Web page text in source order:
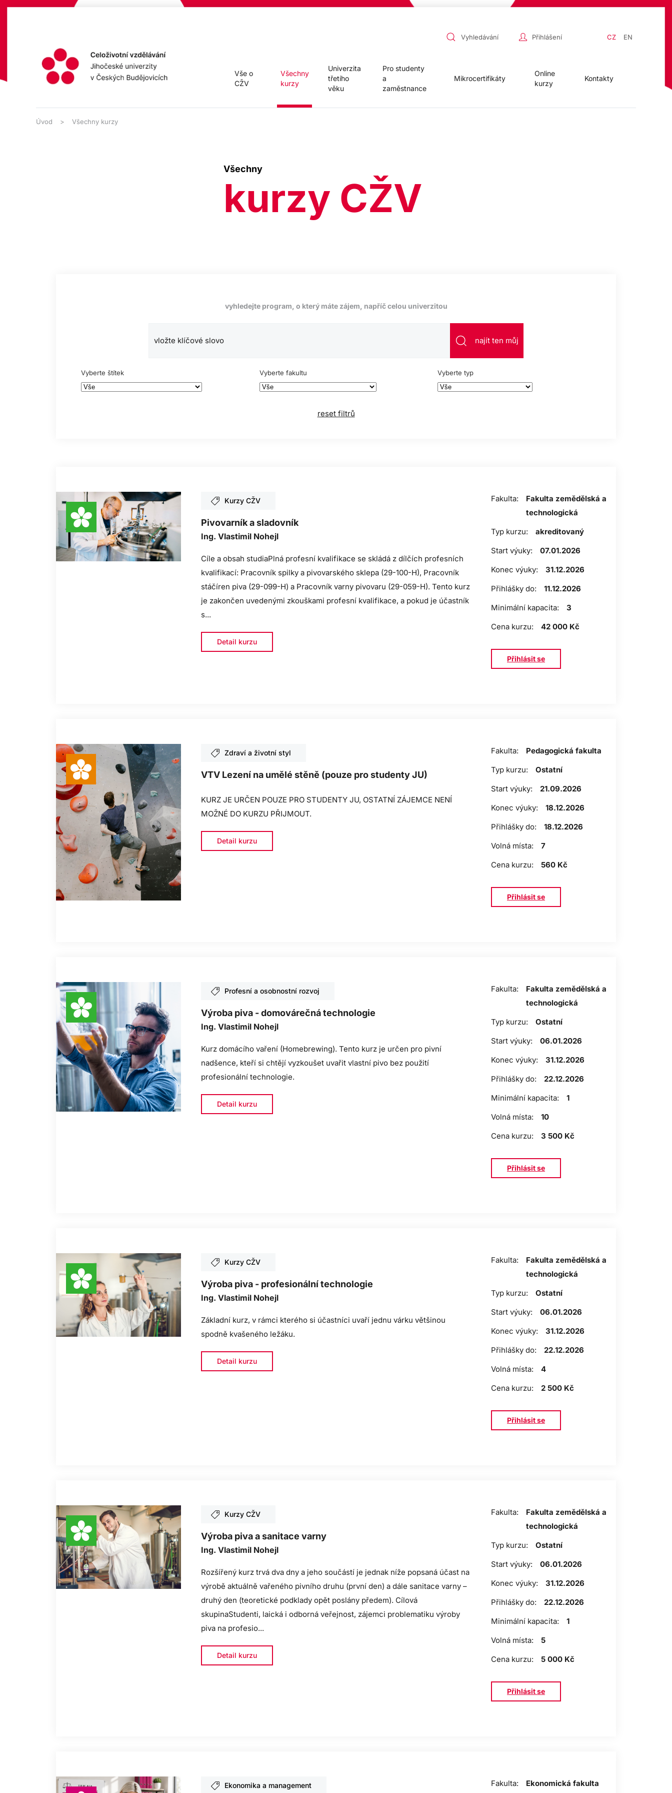
Přihlášení CZ EN
Vše o
CŽV
Všechny
kurzy
Univerzita
třetího
věku
Pro studenty
a
zaměstnance
Mikrocertifikáty
Online
kurzy
Kontakty
Úvod Všechny kurzy
Všechny
kurzy CŽV
vyhledejte program, o který máte zájem, napříč celou univerzitou
najít ten můj
Vyberte štítek Vyberte fakultu Vyberte typ
reset filtrů
Kurzy CŽV
Pivovarník a sladovník
Ing. Vlastimil Nohejl
Cíle a obsah studiaPlná profesní kvalifikace se skládá z dílčích profesních
kvalifikací: Pracovník spilky a pivovarského sklepa (29-100-H), Pracovník
stáčíren piva (29-099-H) a Pracovník varny pivovaru (29-059-H). Tento kurz
je zakončen uvedenými zkouškami profesní kvalifikace, a pokud je účastník
s...
Detail kurzu
Fakulta:
Fakulta zemědělská a
technologická
Typ kurzu:
akreditovaný
Start výuky:
07.01.2026
Konec výuky:
31.12.2026
Přihlášky do:
11.12.2026
Minimální kapacita:
3
Cena kurzu:
42 000 Kč
Přihlásit se
Zdraví a životní styl
VTV Lezení na umělé stěně (pouze pro studenty JU)
KURZ JE URČEN POUZE PRO STUDENTY JU, OSTATNÍ ZÁJEMCE NENÍ
MOŽNÉ DO KURZU PŘIJMOUT.
Detail kurzu
Fakulta:
Pedagogická fakulta
Typ kurzu:
Ostatní
Start výuky:
21.09.2026
Konec výuky:
18.12.2026
Přihlášky do:
18.12.2026
Volná místa:
7
Cena kurzu:
560 Kč
Přihlásit se
Profesní a osobnostní rozvoj
Výroba piva - domovárečná technologie
Ing. Vlastimil Nohejl
Kurz domácího vaření (Homebrewing). Tento kurz je určen pro pivní
nadšence, kteří si chtějí vyzkoušet uvařit vlastní pivo bez použití
profesionální technologie.
Detail kurzu
Fakulta:
Fakulta zemědělská a
technologická
Typ kurzu:
Ostatní
Start výuky:
06.01.2026
Konec výuky:
31.12.2026
Přihlášky do:
22.12.2026
Minimální kapacita:
1
Volná místa:
10
Cena kurzu:
3 500 Kč
Přihlásit se
Kurzy CŽV
Výroba piva - profesionální technologie
Ing. Vlastimil Nohejl
Základní kurz, v rámci kterého si účastníci uvaří jednu várku většinou
spodně kvašeného ležáku.
Detail kurzu
Fakulta:
Fakulta zemědělská a
technologická
Typ kurzu:
Ostatní
Start výuky:
06.01.2026
Konec výuky:
31.12.2026
Přihlášky do:
22.12.2026
Volná místa:
4
Cena kurzu:
2 500 Kč
Přihlásit se
Kurzy CŽV
Výroba piva a sanitace varny
Ing. Vlastimil Nohejl
Rozšířený kurz trvá dva dny a jeho součástí je jednak níže popsaná účast na
výrobě aktuálně vařeného pivního druhu (první den) a dále sanitace varny –
druhý den (teoretické podklady opět poslány předem). Cílová
skupinaStudenti, laická i odborná veřejnost, zájemci problematiku výroby
piva na profesio...
Detail kurzu
Fakulta:
Fakulta zemědělská a
technologická
Typ kurzu:
Ostatní
Start výuky:
06.01.2026
Konec výuky:
31.12.2026
Přihlášky do:
22.12.2026
Minimální kapacita:
1
Volná místa:
5
Cena kurzu:
5 000 Kč
Přihlásit se
Ekonomika a management Fakulta: Ekonomická fakulta